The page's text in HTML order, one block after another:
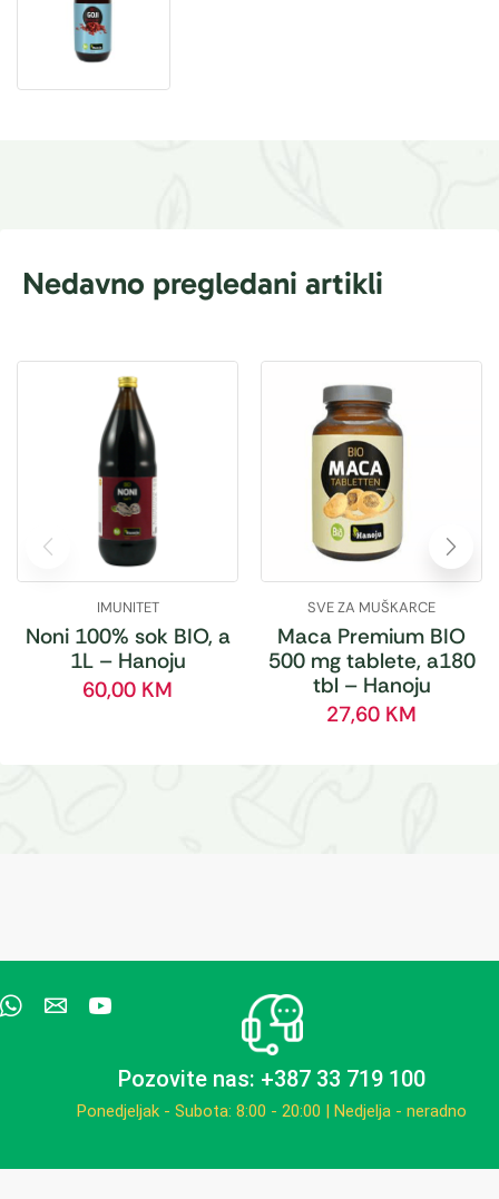
Nedavno pregledani artikli
IMUNITET
Noni 100% sok BIO, a
1L – Hanoju
60,00 KM
SVE ZA MUŠKARCE
Maca Premium BIO
500 mg tablete, a180
tbl – Hanoju
27,60 KM
Pozovite nas: +387 33 719 100
Ponedjeljak - Subota: 8:00 - 20:00 | Nedjelja - neradno